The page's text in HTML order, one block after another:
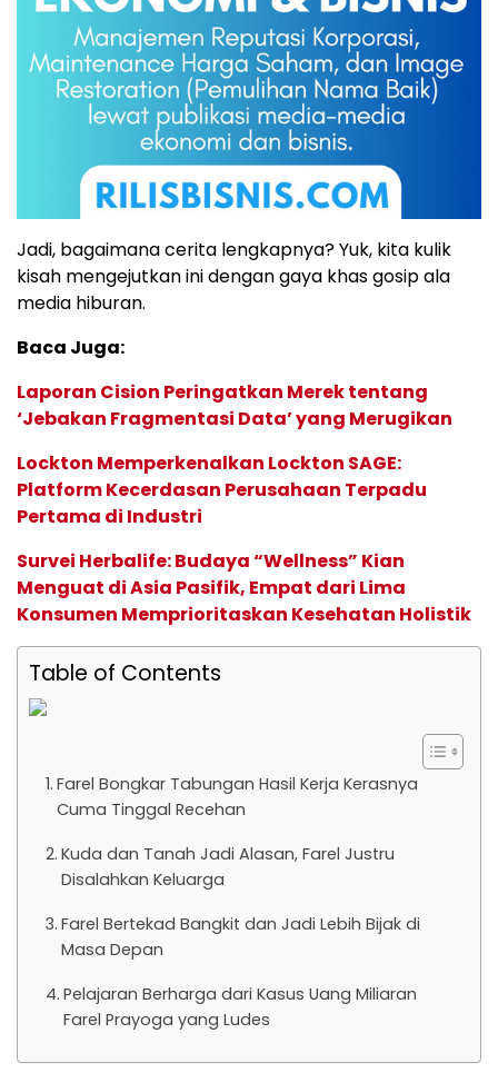
Jadi, bagaimana cerita lengkapnya? Yuk, kita kulik
kisah mengejutkan ini dengan gaya khas gosip ala
media hiburan.
Baca Juga:
Laporan Cision Peringatkan Merek tentang
‘Jebakan Fragmentasi Data’ yang Merugikan
Lockton Memperkenalkan Lockton SAGE:
Platform Kecerdasan Perusahaan Terpadu
Pertama di Industri
Survei Herbalife: Budaya “Wellness” Kian
Menguat di Asia Pasifik, Empat dari Lima
Konsumen Memprioritaskan Kesehatan Holistik
Table of Contents
Farel Bongkar Tabungan Hasil Kerja Kerasnya
Cuma Tinggal Recehan
Kuda dan Tanah Jadi Alasan, Farel Justru
Disalahkan Keluarga
Farel Bertekad Bangkit dan Jadi Lebih Bijak di
Masa Depan
Pelajaran Berharga dari Kasus Uang Miliaran
Farel Prayoga yang Ludes